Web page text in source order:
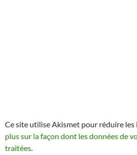
Ce site utilise Akismet pour réduire les
plus sur la façon dont les données de
traitées.